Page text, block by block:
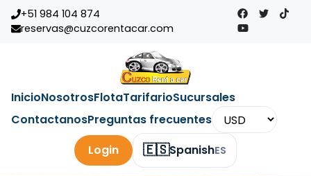
+51 984 104 874
reservas@cuzcorentacar.com
InicioNosotrosFlotaTarifarioSucursales
ContactanosPreguntas frecuentes
🇪🇸SpanishES
Login